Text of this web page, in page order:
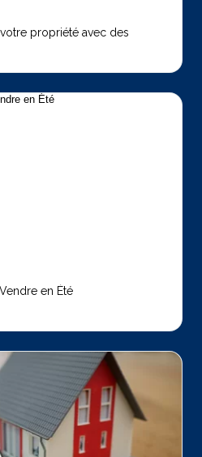
propriété avec des
en Été